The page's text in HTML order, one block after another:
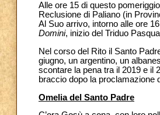
Alle ore 15 di questo
Reclusione di Paliano (in
Al Suo arrivo, intorno alle ore
Domini, inizio del Triduo
Nel corso del Rito il Santo
giugno, un argentino, un
scontare la pena tra il 2019 e il
braccio dopo la proclamazione
Omelia del Santo Padre